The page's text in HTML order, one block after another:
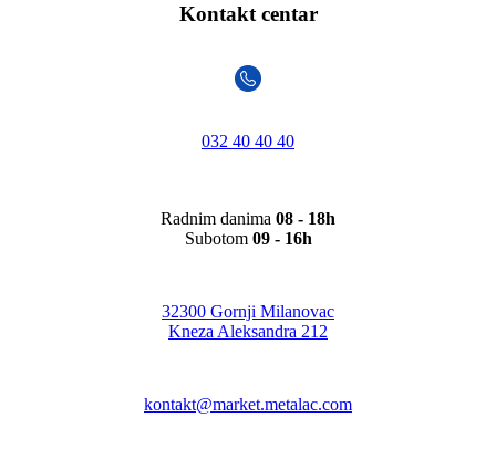
Kontakt centar
032 40 40 40
Radnim danima 08 - 18h
Subotom 09 - 16h
32300 Gornji Milanovac
Kneza Aleksandra 212
kontakt@market.metalac.com